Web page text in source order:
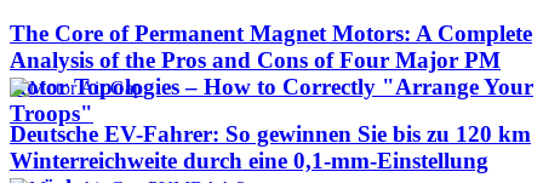
The Core of Permanent Magnet Motors: A Complete
Analysis of the Pros and Cons of Four Major PM
Rotor Topologies – How to Correctly "Arrange Your
Troops"
Deutsche EV-Fahrer: So gewinnen Sie bis zu 120 km
Winterreichweite durch eine 0,1-mm-Einstellung